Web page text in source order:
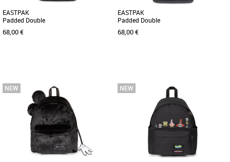
EASTPAK
Padded Double
68,00 €
Nouvelle collection Eastpak
Ce sac à dos emblématique est revisité
dans une version carrée avec deux
poches avant fonctionnelles. [...]
EASTPAK
Padded Double
68,00 €
Nouvelle collection Eastpak
Ce sac à dos emblématique est revisité
dans une version carrée avec deux
poches avant fonctionnelles. [...]